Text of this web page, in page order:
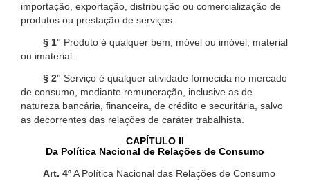
importação, exportação, distribuição ou comercialização de
produtos ou prestação de serviços.
§ 1° Produto é qualquer bem, móvel ou imóvel, material
ou imaterial.
§ 2° Serviço é qualquer atividade fornecida no mercado
de consumo, mediante remuneração, inclusive as de
natureza bancária, financeira, de crédito e securitária, salvo
as decorrentes das relações de caráter trabalhista.
CAPÍTULO II
Da Política Nacional de Relações de Consumo
Art. 4ºA Política Nacional das Relações de Consumo